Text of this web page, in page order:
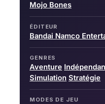
Mojo Bones
ÉDITEUR
Bandai Namco
GENRES
Aventure
Simulation Stratégie
MODES DE JEU